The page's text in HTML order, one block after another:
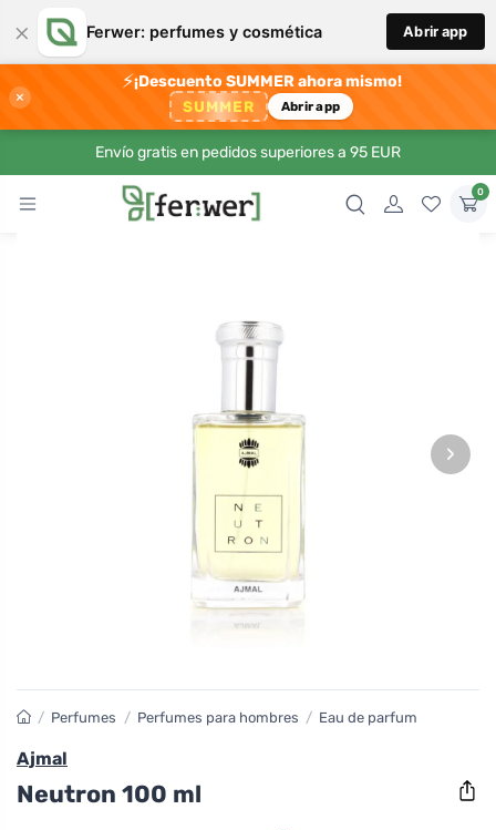
× Ferwer: perfumes y cosmética Abrir app
×
⚡¡Descuento SUMMER ahora mismo!
SUMMER Abrir app
Envío gratis en pedidos superiores a 95 EUR
0
›
/ Perfumes / Perfumes para hombres / Eau de parfum
Ajmal
Neutron 100 ml